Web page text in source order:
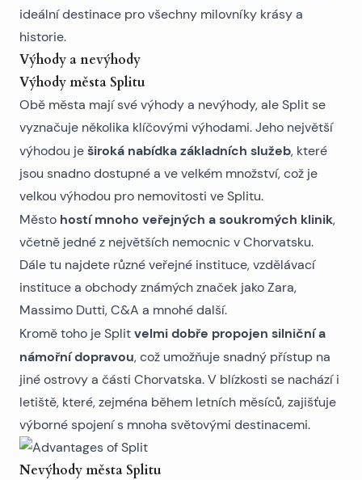
ideální destinace pro všechny milovníky krásy a
historie.
Výhody a nevýhody
Výhody města Splitu
Obě města mají své výhody a nevýhody, ale Split se
vyznačuje několika klíčovými výhodami. Jeho největší
výhodou je široká nabídka základních služeb, které
jsou snadno dostupné a ve velkém množství, což je
velkou výhodou pro nemovitosti ve Splitu.
Město hostí mnoho veřejných a soukromých klinik,
včetně jedné z největších nemocnic v Chorvatsku.
Dále tu najdete různé veřejné instituce, vzdělávací
instituce a obchody známých značek jako Zara,
Massimo Dutti, C&A a mnohé další.
Kromě toho je Split velmi dobře propojen silniční a
námořní dopravou, což umožňuje snadný přístup na
jiné ostrovy a části Chorvatska. V blízkosti se nachází i
letiště, které, zejména během letních měsíců, zajišťuje
výborné spojení s mnoha světovými destinacemi.
Nevýhody města Splitu